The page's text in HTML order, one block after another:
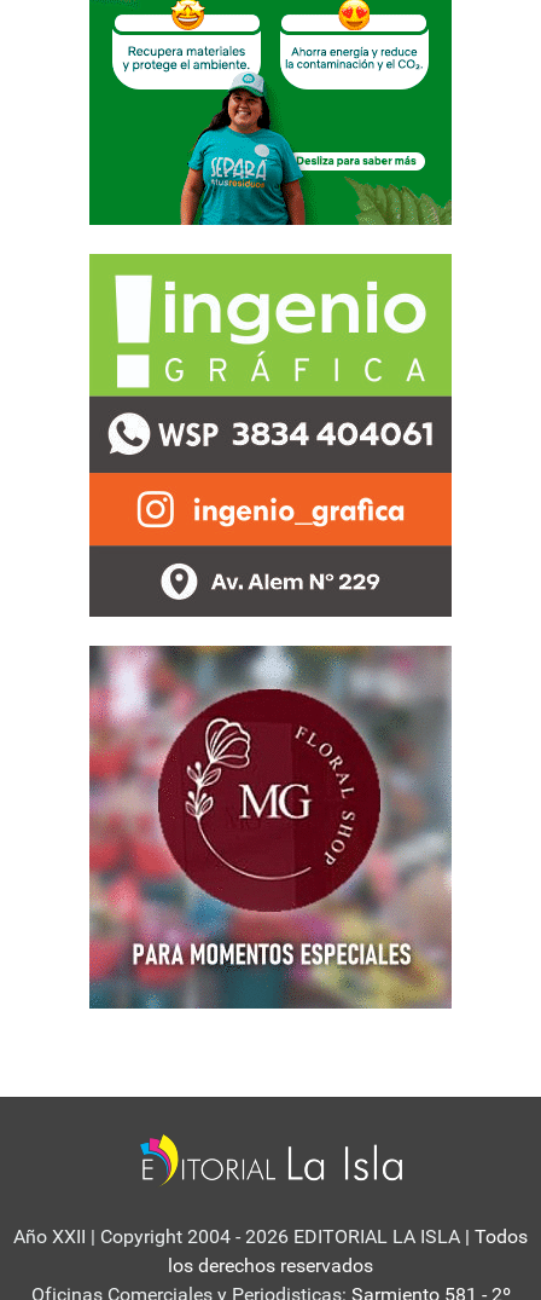
Año XXII | Copyright 2004 - 2026 EDITORIAL LA ISLA | Todos
los derechos reservados
Oficinas Comerciales y Periodisticas: Sarmiento 581 - 2º